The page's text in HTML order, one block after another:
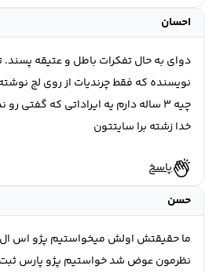
احسان
دوای به حال تفکرات باطل و عتیقه پسند.
نویسنده که فقط چرندیات از روی لج
چیه ۳ ساله دارم یه ایراداتی که گفتی
خدا زشته برا سایتتون
پاسخ
حسن
ما حقیقتش اولش میخواستیم پژو اس
نظرمون عوض شد خواستیم پژو پارس ثبت